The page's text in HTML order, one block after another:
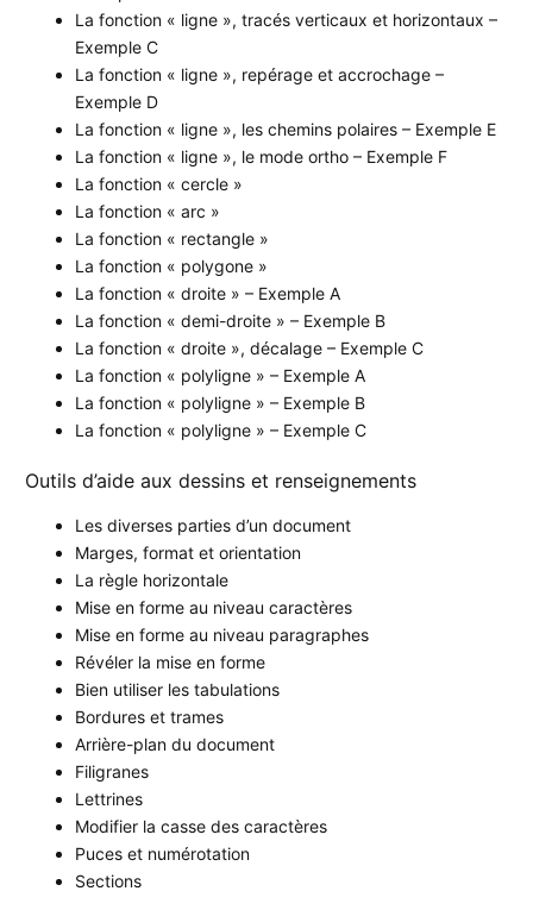
La fonction « ligne », tracés verticaux et horizontaux –
Exemple C
La fonction « ligne », repérage et accrochage –
Exemple D
La fonction « ligne », les chemins polaires – Exemple E
La fonction « ligne », le mode ortho – Exemple F
La fonction « cercle »
La fonction « arc »
La fonction « rectangle »
La fonction « polygone »
La fonction « droite » – Exemple A
La fonction « demi-droite » – Exemple B
La fonction « droite », décalage – Exemple C
La fonction « polyligne » – Exemple A
La fonction « polyligne » – Exemple B
La fonction « polyligne » – Exemple C
Outils d’aide aux dessins et renseignements
Les diverses parties d’un document
Marges, format et orientation
La règle horizontale
Mise en forme au niveau caractères
Mise en forme au niveau paragraphes
Révéler la mise en forme
Bien utiliser les tabulations
Bordures et trames
Arrière-plan du document
Filigranes
Lettrines
Modifier la casse des caractères
Puces et numérotation
Sections